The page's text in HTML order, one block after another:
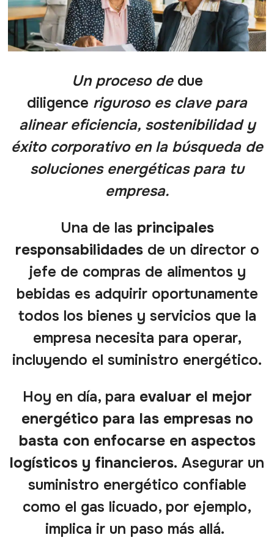
Un proceso de due
diligence riguroso es clave para
alinear eficiencia, sostenibilidad y
éxito corporativo en la búsqueda de
soluciones energéticas para tu
empresa.
Una de las principales
responsabilidadesde un director o
jefe de compras de alimentos y
bebidas es adquirir oportunamente
todos los bienes y servicios que la
empresa necesita para operar,
incluyendo el suministro energético.
Hoy en día, para evaluar el mejor
energético para las empresas no
basta con enfocarse en aspectos
logísticos y financieros. Asegurar un
suministro energético confiable
como el gas licuado, por ejemplo,
implica ir un paso más allá.